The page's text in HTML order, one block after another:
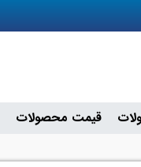
قیمت محصولات